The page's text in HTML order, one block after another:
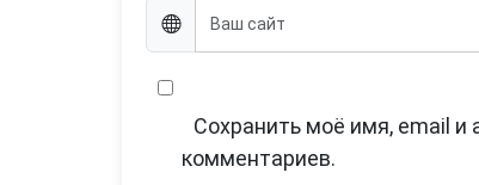
Сохранить моё имя, email
комментариев.